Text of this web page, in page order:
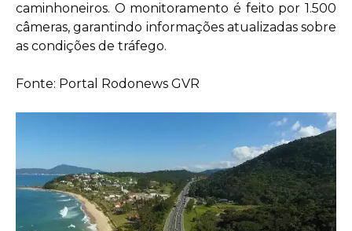
caminhoneiros. O monitoramento é feito por 1.500
câmeras, garantindo informações atualizadas sobre
as condições de tráfego.
Fonte: Portal Rodonews GVR